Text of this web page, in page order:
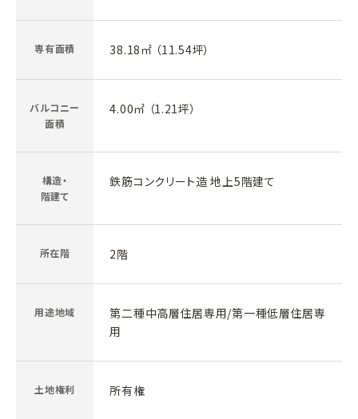
専有面積 38.18㎡ （11.54坪）
バルコニー
面積
4.00㎡ （1.21坪）
構造・
階建て
鉄筋コンクリート造 地上5階建て
所在階 2階
用途地域
第二種中高層住居専用/第一種低層住居専
用
土地権利 所有権